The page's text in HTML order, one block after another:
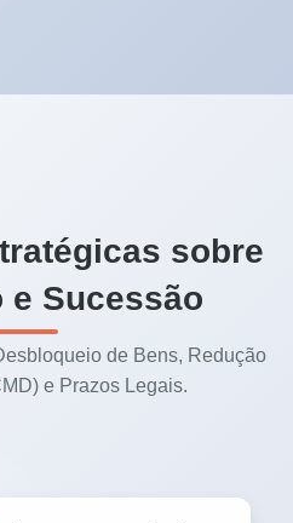
sobre
e Sucessão
de Bens, Redução
e Prazos Legais.